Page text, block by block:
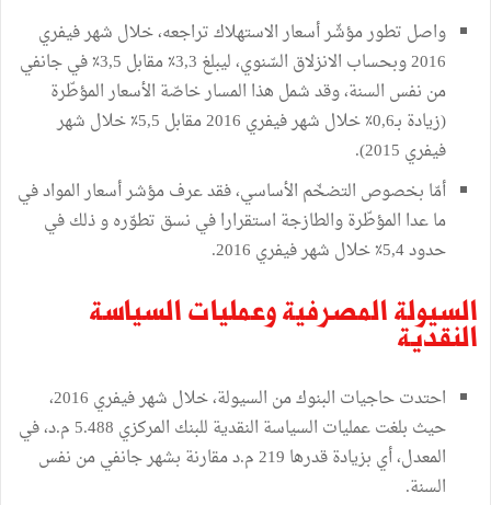
واصل تطور مؤشّر أسعار الاستهلاك تراجعه، خلال شهر فيفري
2016 وبحساب الانزلاق السّنوي، ليبلغ 3,3٪ مقابل 3,5٪ في جانفي
من نفس السنة، وقد شمل هذا المسار خاصّة الأسعار المؤطّرة
(زيادة بـ0,6٪ خلال شهر فيفري 2016 مقابل 5,5٪ خلال شهر
فيفري 2015).
أمّا بخصوص التضخّم الأساسي، فقد عرف مؤشر أسعار المواد في
ما عدا المؤطّرة والطازجة استقرارا في نسق تطوّره و ذلك في
حدود 5,4٪ خلال شهر فيفري 2016.
السيولة المصرفية وعمليات السياسة
النقدية
احتدت حاجيات البنوك من السيولة، خلال شهر فيفري 2016،
حيث بلغت عمليات السياسة النقدية للبنك المركزي 5.488 م.د، في
المعدل، أي بزيادة قدرها 219 م.د مقارنة بشهر جانفي من نفس
السنة.